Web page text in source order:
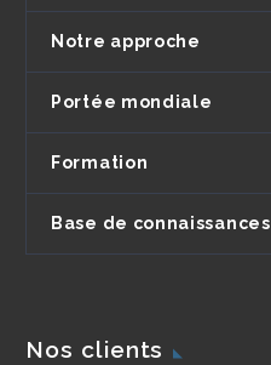
Notre approche
Portée mondiale
Formation
Base de connaissances
Nos clients